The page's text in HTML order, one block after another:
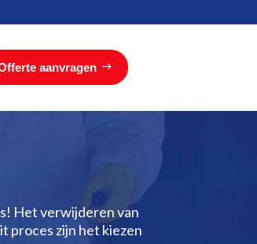
aanvragen
Het verwijderen van
proces zijn het kiezen